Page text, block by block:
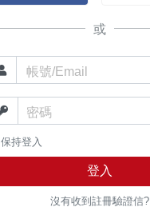
或
帳號/Email
密碼
保持登入
登入
沒有收到註冊驗證信?